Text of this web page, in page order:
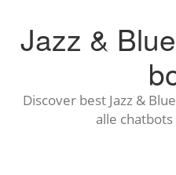
Jazz &
Discover best Jazz &
alle